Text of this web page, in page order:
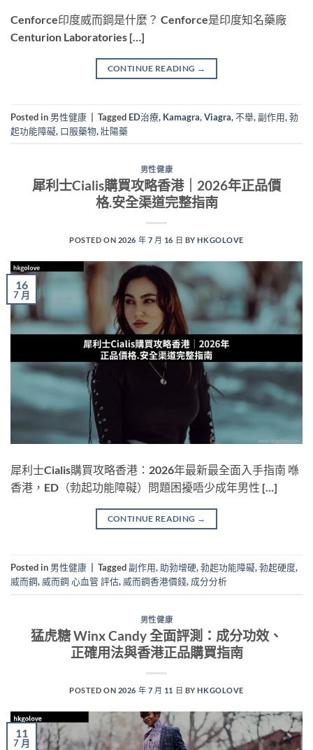
Cenforce印度威而鋼是什麼？ Cenforce是印度知名藥廠
Centurion Laboratories […]
CONTINUE READING →
Posted in 男性健康 Tagged ED治療, Kamagra,Viagra,不舉,副作用,勃
起功能障礙, 口服藥物,壯陽藥
男性健康
犀利士Cialis購買攻略香港｜2026年正品價
格.安全渠道完整指南
POSTED ON 2026 年 7 月 16 日 BYHKGOLOVE
16
7 月
犀利士Cialis購買攻略香港：2026年最新最全面入手指南 喺
香港，ED（勃起功能障礙）問題困擾唔少成年男性 […]
CONTINUE READING →
Posted in 男性健康 Tagged副作用, 助勃增硬,勃起功能障礙,勃起硬度,
威而鋼, 威而鋼 心血管 評估, 威而鋼香港價錢, 成分分析
男性健康
猛虎糖 Winx Candy 全面評測：成分功效、
正確用法與香港正品購買指南
POSTED ON 2026 年 7 月 11 日 BYHKGOLOVE
11
7 月